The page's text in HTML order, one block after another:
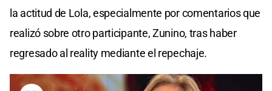
la actitud de Lola, especialmente por comentarios que
realizó sobre otro participante, Zunino, tras haber
regresado al reality mediante el repechaje.